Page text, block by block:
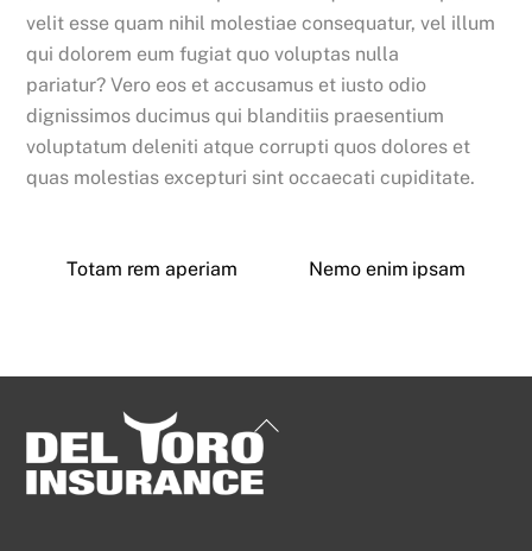
velit esse quam nihil molestiae consequatur, vel illum
qui dolorem eum fugiat quo voluptas nulla
pariatur? Vero eos et accusamus et iusto odio
dignissimos ducimus qui blanditiis praesentium
voluptatum deleniti atque corrupti quos dolores et
quas molestias excepturi sint occaecati cupiditate.
Totam rem aperiam Nemo enim ipsam
Back